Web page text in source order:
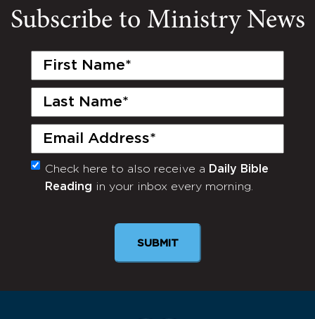
Subscribe to Ministry News
First
Last
Email
(Required)
Monthly
Newsletter
Check here to also receive a Daily Bible
Reading in your inbox every morning.